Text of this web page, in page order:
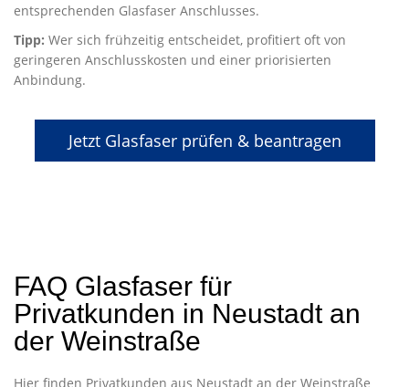
entsprechenden Glasfaser Anschlusses.
Tipp: Wer sich frühzeitig entscheidet, profitiert oft von
geringeren Anschlusskosten und einer priorisierten
Anbindung.
Jetzt Glasfaser prüfen & beantragen
FAQ Glasfaser für
Privatkunden in Neustadt an
der Weinstraße
Hier finden Privatkunden aus Neustadt an der Weinstraße